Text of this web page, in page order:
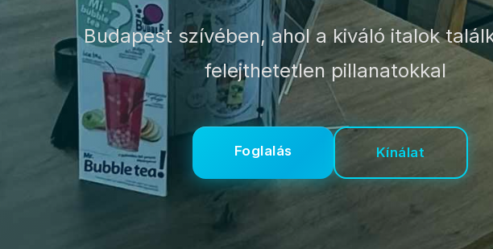
Budapest szívében, ahol a kiváló italok
felejthetetlen pillanatokkal
Foglalás Kínálat